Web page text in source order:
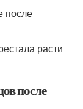
после
расти
после